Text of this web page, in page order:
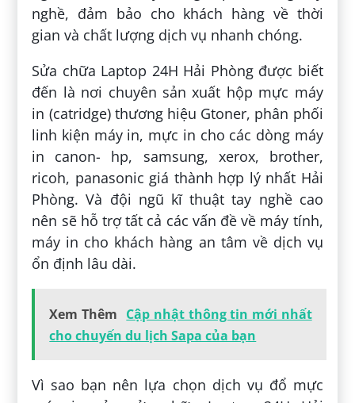
nghề, đảm bảo cho khách hàng về thời
gian và chất lượng dịch vụ nhanh chóng.
Sửa chữa Laptop 24H Hải Phòng được biết
đến là nơi chuyên sản xuất hộp mực máy
in (catridge) thương hiệu Gtoner, phân phối
linh kiện máy in, mực in cho các dòng máy
in canon- hp, samsung, xerox, brother,
ricoh, panasonic giá thành hợp lý nhất Hải
Phòng. Và đội ngũ kĩ thuật tay nghề cao
nên sẽ hỗ trợ tất cả các vấn đề về máy tính,
máy in cho khách hàng an tâm về dịch vụ
ổn định lâu dài.
Xem Thêm Cập nhật thông tin mới nhất
cho chuyến du lịch Sapa của bạn
Vì sao bạn nên lựa chọn dịch vụ đổ mực